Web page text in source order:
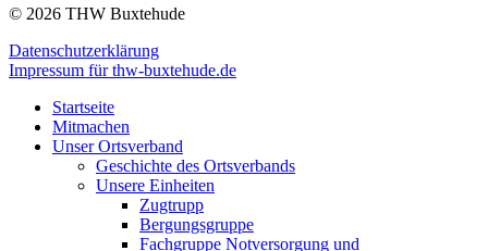
© 2026 THW Buxtehude
Datenschutzerklärung
Impressum für thw-buxtehude.de
Startseite
Mitmachen
Unser Ortsverband
Geschichte des Ortsverbands
Unsere Einheiten
Zugtrupp
Bergungsgruppe
Fachgruppe Notversorgung und